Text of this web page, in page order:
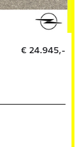
€ 24.945,-